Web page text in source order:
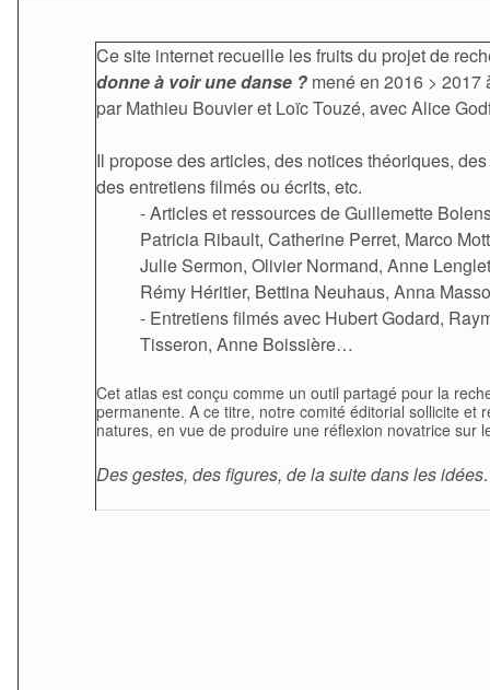
Ce site internet recueille les fruits du projet de
donne à voir une danse ? mené en 2016 > 2017
par Mathieu Bouvier et Loïc Touzé, avec Alice
Il propose des articles, des notices théoriques,
des entretiens filmés ou écrits, etc.
- Articles et ressources de Guillemette
Patricia Ribault, Catherine Perret, Marco
Julie Sermon, Olivier Normand, Anne
Rémy Héritier, Bettina Neuhaus, Anna
- Entretiens filmés avec Hubert Godard,
Tisseron, Anne Boissière…
Cet atlas est conçu comme un outil partagé pour la
permanente. A ce titre, notre comité éditorial sollicite et
natures, en vue de produire une réflexion novatrice sur
Des gestes, des figures, de la suite dans les